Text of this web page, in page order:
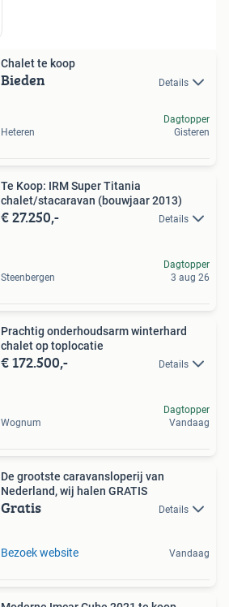
Chalet te koop
Bieden Details
Heteren
Dagtopper
Gisteren
Te Koop: IRM Super Titania
chalet/stacaravan (bouwjaar 2013)
€ 27.250,- Details
Steenbergen
Dagtopper
3 aug 26
Prachtig onderhoudsarm winterhard
chalet op toplocatie
€ 172.500,- Details
Wognum
Dagtopper
Vandaag
De grootste caravansloperij van
Nederland, wij halen GRATIS
Gratis Details
Bezoek website Vandaag